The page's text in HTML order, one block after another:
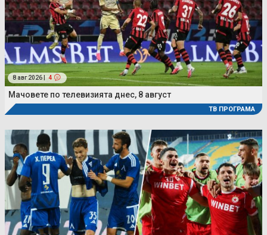
8 авг 2026 | 4
Мачовете по телевизията днес, 8 август
ТВ ПРОГРАМА